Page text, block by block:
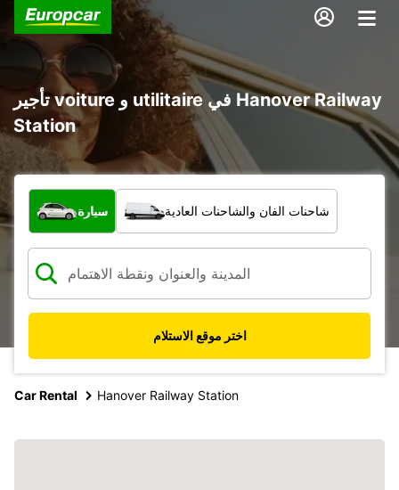
تأجير voiture و utilitaire في Hanover Railway
Station
ما نوع المركبة؟
سيارة شاحنات الفان والشاحنات العادية
اختر موقع الاستلام
Car Rental Hanover Railway Station